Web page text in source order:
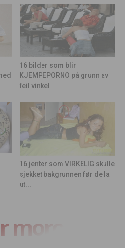
16 bilder som blir
KJEMPEPORNO på grunn av
feil vinkel
16 jenter som VIRKELIG skulle
sjekket bakgrunnen før de la
ut...
moro